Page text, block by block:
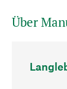
Über